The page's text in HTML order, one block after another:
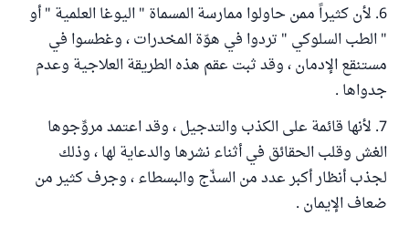
6. لأن كثيراً ممن حاولوا ممارسة المسماة " اليوغا العلمية " أو
" الطب السلوكي " تردوا في هوّة المخدرات ، وغطسوا في
مستنقع الإدمان ، وقد ثبت عقم هذه الطريقة العلاجية وعدم
جدواها .
7. لأنها قائمة على الكذب والتدجيل ، وقد اعتمد مروِّجوها
الغش وقلب الحقائق في أثناء نشرها والدعاية لها ، وذلك
لجذب أنظار أكبر عدد من السذّج والبسطاء ، وجرف كثير من
ضعاف الإيمان .